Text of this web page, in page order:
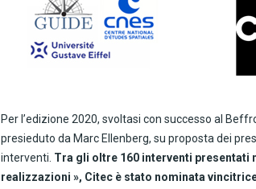
Per l’edizione 2020, svoltasi con successo al
presieduto da Marc Ellenberg, su proposta dei
interventi. Tra gli oltre 160 interventi presentati
realizzazioni », Citec è stato nominata